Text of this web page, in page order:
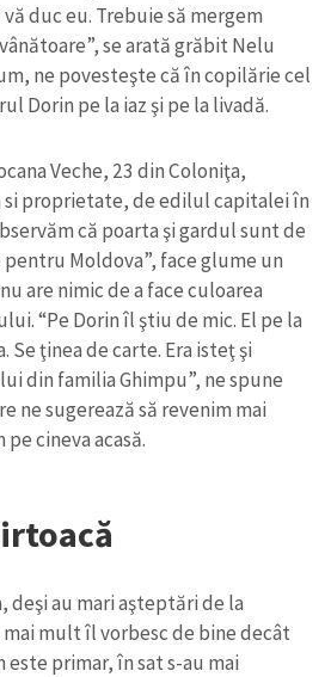
duc eu. Trebuie să mergem
se arată grăbit Nelu
ne povesteşte că în copilărie cel
Dorin pe la iaz şi pe la livadă.
Veche, 23 din Coloniţa,
si proprietate, de edilul capitalei în
că poarta şi gardul sunt de
Moldova”, face glume un
are nimic de a face culoarea
“Pe Dorin îl ştiu de mic. El pe la
Se ţinea de carte. Era isteţ şi
din familia Ghimpu”, ne spune
ne sugerează să revenim mai
cineva acasă.
deşi au mari aşteptări de la
mult îl vorbesc de bine decât
este primar, în sat s-au mai